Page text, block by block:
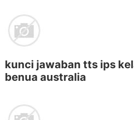
kunci jawaban tts ips
benua australia